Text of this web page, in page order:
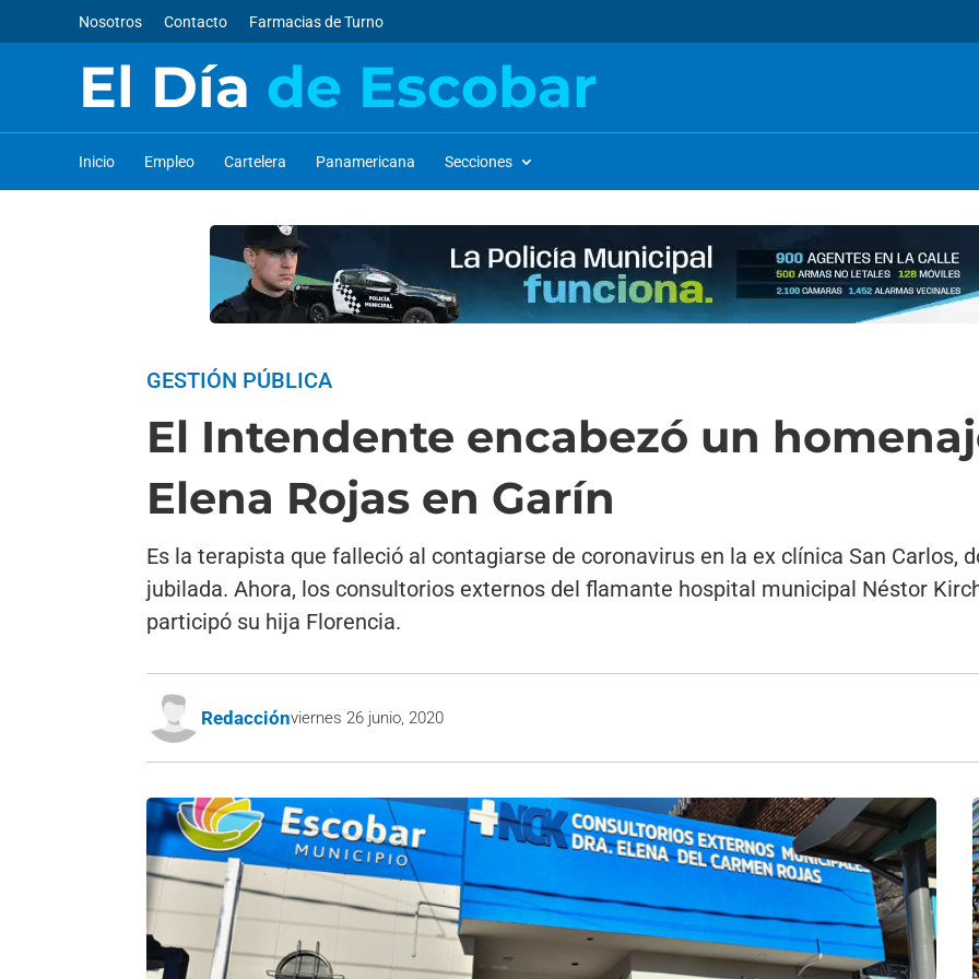
Nosotros Contacto Farmacias de Turno
El Día de Escobar
Inicio Empleo Cartelera Panamericana Secciones
GESTIÓN PÚBLICA
El Intendente encabezó un
Elena Rojas en Garín
Es la terapista que falleció al contagiarse de coronavirus en la ex clínica San Carlos,
jubilada. Ahora, los consultorios externos del flamante hospital municipal Néstor
participó su hija Florencia.
Redacciónviernes 26 junio, 2020